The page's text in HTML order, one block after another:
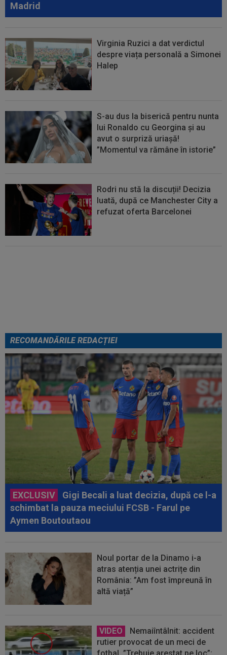
Madrid
Virginia Ruzici a dat verdictul
despre viața personală a Simonei
Halep
S-au dus la biserică pentru nunta
lui Ronaldo cu Georgina și au
avut o surpriză uriașă!
”Momentul va rămâne în istorie”
Rodri nu stă la discuții! Decizia
luată, după ce Manchester City a
refuzat oferta Barcelonei
RECOMANDĂRILE REDACȚIEI
EXCLUSIV
Gigi Becali a luat decizia, după ce l-a
schimbat la pauza meciului FCSB - Farul pe
Aymen Boutoutaou
Noul portar de la Dinamo i-a
atras atenția unei actrițe din
România: ”Am fost împreună în
altă viață”
VIDEO
Nemaiîntâlnit: accident
rutier provocat de un meci de